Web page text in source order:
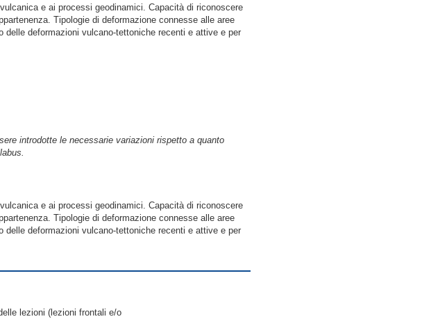
e ai processi geodinamici. Capacità di riconoscere
Tipologie di deformazione connesse alle aree
deformazioni vulcano-tettoniche recenti e attive e per
introdotte le necessarie variazioni rispetto a quanto
e ai processi geodinamici. Capacità di riconoscere
Tipologie di deformazione connesse alle aree
deformazioni vulcano-tettoniche recenti e attive e per
lezioni (lezioni frontali e/o